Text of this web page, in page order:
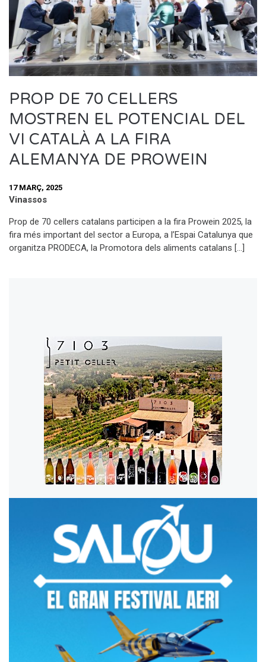
PROP DE 70 CELLERS
MOSTREN EL POTENCIAL DEL
VI CATALÀ A LA FIRA
ALEMANYA DE PROWEIN
17 MARÇ, 2025
Vinassos
Prop de 70 cellers catalans participen a la fira Prowein 2025, la
fira més important del sector a Europa, a l’Espai Catalunya que
organitza PRODECA, la Promotora dels aliments catalans […]